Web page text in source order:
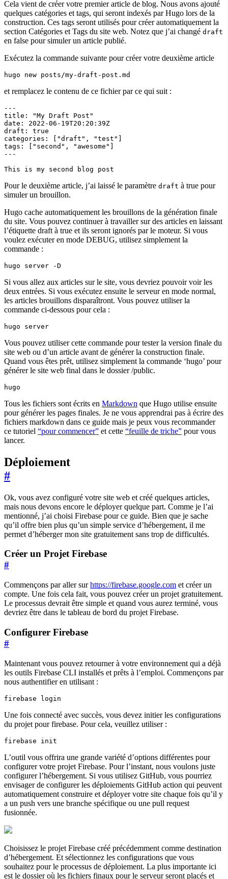
Cela vient de créer votre premier article de blog. Nous avons ajouté
quelques catégories et tags, qui seront indexés par Hugo lors de la
construction. Ces tags seront utilisés pour créer automatiquement la
section Catégories et Tags du site web. Notez que j’ai changé draft
en false pour simuler un article publié.
Exécutez la commande suivante pour créer votre deuxième article
hugo new posts/my-draft-post.md
et remplacez le contenu de ce fichier par ce qui suit :
This is my second blog post
Pour le deuxième article, j’ai laissé le paramètre draft à true pour
simuler un brouillon.
Hugo cache automatiquement les brouillons de la génération finale
du site. Vous pouvez continuer à travailler sur des articles en laissant
l’étiquette draft à true et ils seront ignorés par le moteur. Si vous
voulez exécuter en mode DEBUG, utilisez simplement la
commande :
hugo server -D
Si vous allez aux articles sur le site, vous devriez pouvoir voir les
deux entrées. Si vous exécutez ensuite le serveur en mode normal,
les articles brouillons disparaîtront. Vous pouvez utiliser la
commande ci-dessous pour cela :
hugo server
Vous pouvez utiliser cette commande pour tester la version finale du
site web ou d’un article avant de générer la construction finale.
Quand vous êtes prêt, utilisez simplement la commande ‘hugo’ pour
générer le site web final dans le dossier /public.
hugo
Tous les fichiers sont écrits en Markdown que Hugo utilise ensuite
pour générer les pages finales. Je ne vous apprendrai pas à écrire des
fichiers markdown dans ce guide mais je peux vous recommander
ce tutoriel “pour commencer” et cette “feuille de triche” pour vous
lancer.
Déploiement
#
Ok, vous avez configuré votre site web et créé quelques articles,
mais nous devons encore le déployer quelque part. Comme je l’ai
mentionné, j’ai choisi Firebase pour ce guide. Bien que je sache
qu’il offre bien plus qu’un simple service d’hébergement, il me
permet d’héberger mon site gratuitement sans trop de difficultés.
Créer un Projet Firebase
#
Commençons par aller surhttps://firebase.google.com et créer un
compte. Une fois cela fait, vous pouvez créer un projet gratuitement.
Le processus devrait être simple et quand vous aurez terminé, vous
devriez être dans le tableau de bord du projet Firebase.
Configurer Firebase
#
Maintenant vous pouvez retourner à votre environnement qui a déjà
les outils Firebase CLI installés et prêts à l’emploi. Commençons par
nous authentifier en utilisant :
firebase login
Une fois connecté avec succès, vous devez initier les configurations
du projet pour firebase. Pour cela, veuillez utiliser :
firebase init
L’outil vous offrira une grande variété d’options différentes pour
configurer votre projet Firebase. Pour l’instant, nous voulons juste
configurer l’hébergement. Si vous utilisez GitHub, vous pourriez
envisager de configurer les déploiements GitHub action qui peuvent
automatiquement construire et déployer votre site chaque fois qu’il y
a un push vers une branche spécifique ou une pull request
fusionnée.
Choisissez le projet Firebase créé précédemment comme destination
d’hébergement. Et sélectionnez les configurations que vous
souhaitez pour le processus de déploiement. La plus importante ici
est le dossier où les fichiers finaux pour le serveur seront placés et